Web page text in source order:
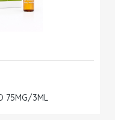
75MG/3ML